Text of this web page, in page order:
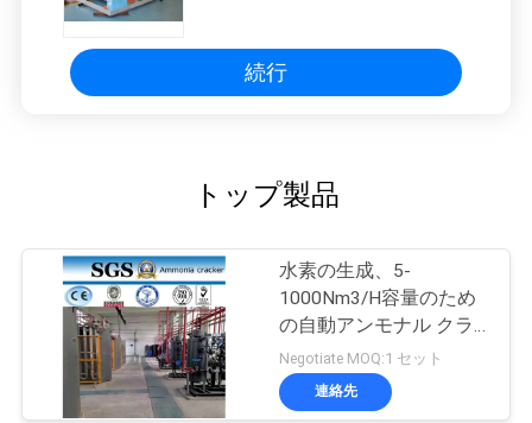
リ
続行
トップ製品
水素の生成、5-
1000Nm3/H容量のため
の自動アンモナル クラ
ッカー
Negotiate MOQ:1 セット
連絡先